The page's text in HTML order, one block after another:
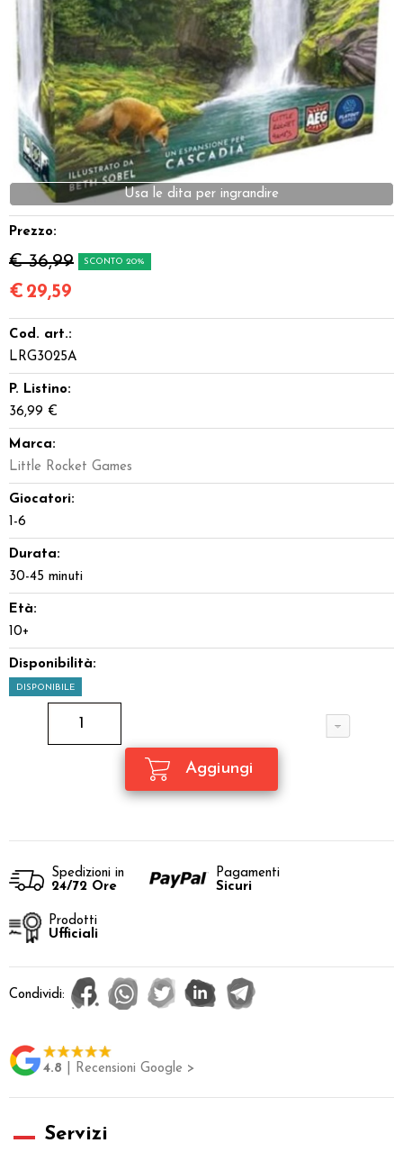
Dadi
Accessori
Giocattoli e Gadget
Offerte del Dragone
Usa le dita per ingrandire
Prezzo:
€ 36,99 SCONTO 20%
€ 29,59
Cod. art.:
LRG3025A
P. Listino:
36,99 €
Marca:
Little Rocket Games
Giocatori:
1-6
Durata:
30-45 minuti
Età:
10+
Disponibilità:
DISPONIBILE
Spedizioni in
24/72 Ore
Pagamenti
Sicuri
Prodotti
Ufficiali
Condividi:
4.8 | Recensioni Google >
Servizi